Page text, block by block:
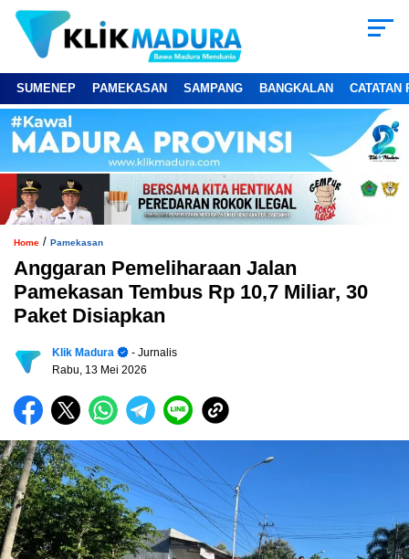
SUMENEP PAMEKASAN SAMPANG BANGKALAN CATATAN
Home / Pamekasan
Anggaran Pemeliharaan Jalan
Pamekasan Tembus Rp 10,7 Miliar, 30
Paket Disiapkan
Klik Madura
- Jurnalis
Rabu, 13 Mei 2026